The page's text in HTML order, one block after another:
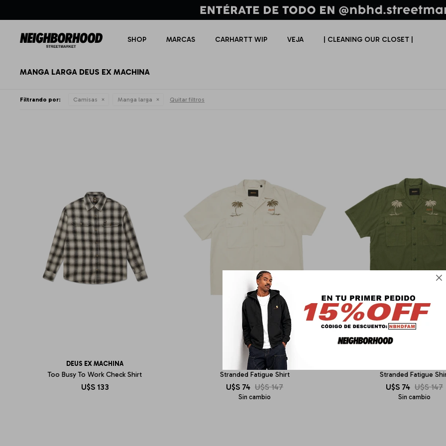

SHOP MARCAS CARHARTT WIP VEJA | CLEANING OUR CLOSET |
MANGA LARGA DEUS EX MACHINA
Filtrando por: Camisas Manga larga Quitar filtros
DEUS EX MACHINA
Too Busy To Work Check Shirt
U$S 133
DEUS EX MACHINA
Stranded Fatigue Shirt
U$S 74 U$S 147
Sin cambio
Stranded Fatigue
U$S 74 U$S 147
Sin cambio